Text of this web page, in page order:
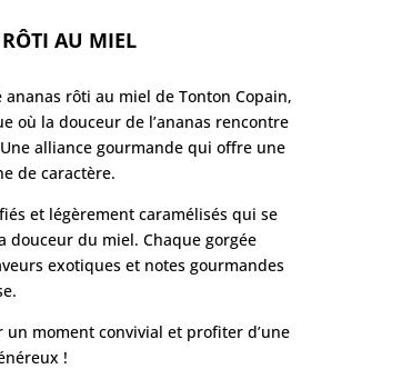
AU MIEL
rôti au miel de Tonton Copain,
où la douceur de l’ananas rencontre
alliance gourmande qui offre une
de caractère.
et légèrement caramélisés qui se
du miel. Chaque gorgée
exotiques et notes gourmandes
moment convivial et profiter d’une
!